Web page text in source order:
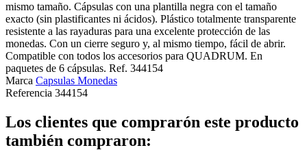
mismo tamaño. Cápsulas con una plantilla negra con el tamaño
exacto (sin plastificantes ni ácidos). Plástico totalmente transparente
resistente a las rayaduras para una excelente protección de las
monedas. Con un cierre seguro y, al mismo tiempo, fácil de abrir.
Compatible con todos los accesorios para QUADRUM. En
paquetes de 6 cápsulas. Ref. 344154
Marca Capsulas Monedas
Referencia 344154
Los clientes que comprarón este producto
también compraron: